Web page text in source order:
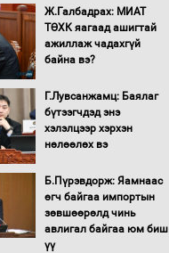
Хөшөө бүтсэн түүхийг
өгүүлэх 7 баримт
тахих төрийн тахилгын
ёслол боллоо
асуудлыг цэгцлэх
чиглэлээр
Монголбанкны
удирдлагад 30 хоногийн
хугацаатай үүрэг өглөө
Ж.Галбадрах: МИАТ
ТӨХК яагаад ашигтай
ажиллаж чадахгүй
байна вэ?
Г.Лувсанжамц: Баялаг
бүтээгчдэд энэ
хэлэлцээр хэрхэн
нөлөөлөх вэ
Б.Пүрэвдорж: Яамнаас
өгч байгаа импортын
зөвшөөрөлд чинь
авлигал байгаа юм биш
үү